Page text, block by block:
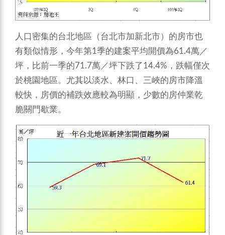
人口密集的台北地區（台北市加新北市）的房市也
有類似情形，今年第1季的建案平均開價為61.4萬／
坪，比前一季的71.7萬／坪下跌了14.4%，跌幅僅次
於桃園地區。尤其以淡水、林口、三峽的房市降溫
較快，房價的補跌效應較為明顯，少數的房仲業乾
脆關門歇業。